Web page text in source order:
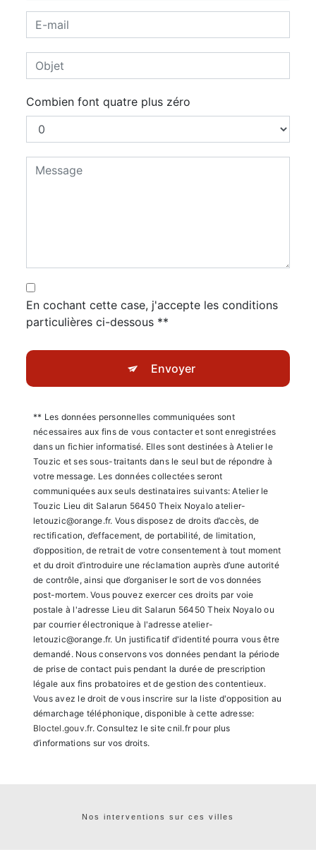
Combien font quatre plus zéro
En cochant cette case, j'accepte les conditions
particulières ci-dessous **
Envoyer
** Les données personnelles communiquées sont
nécessaires aux fins de vous contacter et sont enregistrées
dans un fichier informatisé. Elles sont destinées à Atelier le
Touzic et ses sous-traitants dans le seul but de répondre à
votre message. Les données collectées seront
communiquées aux seuls destinataires suivants: Atelier le
Touzic Lieu dit Salarun 56450 Theix Noyalo atelier-
letouzic@orange.fr. Vous disposez de droits d’accès, de
rectification, d’effacement, de portabilité, de limitation,
d’opposition, de retrait de votre consentement à tout moment
et du droit d’introduire une réclamation auprès d’une autorité
de contrôle, ainsi que d’organiser le sort de vos données
post-mortem. Vous pouvez exercer ces droits par voie
postale à l'adresse Lieu dit Salarun 56450 Theix Noyalo ou
par courrier électronique à l'adresse atelier-
letouzic@orange.fr. Un justificatif d'identité pourra vous être
demandé. Nous conservons vos données pendant la période
de prise de contact puis pendant la durée de prescription
légale aux fins probatoires et de gestion des contentieux.
Vous avez le droit de vous inscrire sur la liste d'opposition au
démarchage téléphonique, disponible à cette adresse:
Bloctel.gouv.fr. Consultez le site cnil.fr pour plus
d’informations sur vos droits.
Nos interventions sur ces villes